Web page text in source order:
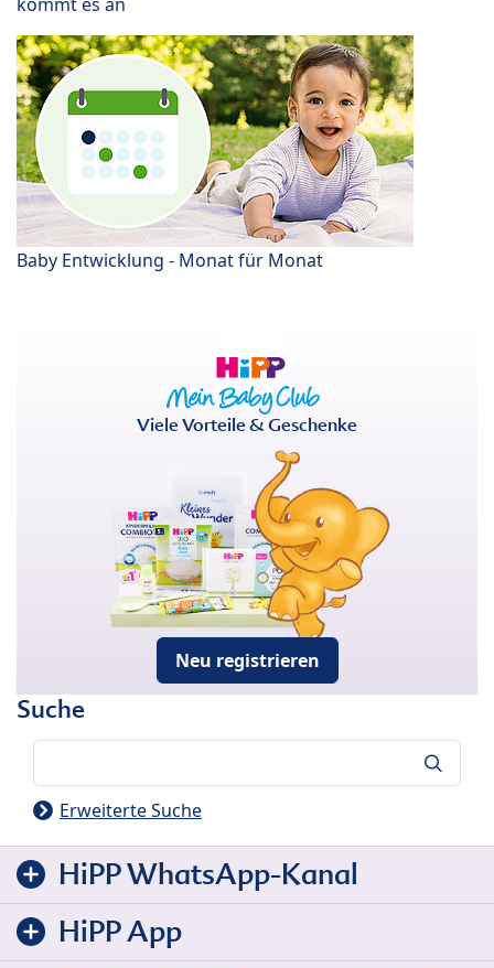
Baby Entwicklung - Monat für Monat
Viele Vorteile & Geschenke
Neu registrieren
Suche
Erweiterte Suche
HiPP WhatsApp-Kanal
HiPP App